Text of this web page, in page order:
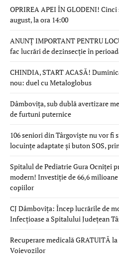
OPRIREA APEI ÎN GLODENI!
august, la ora 14:00
ANUNȚ IMPORTANT PENTRU
fac lucrări de dezinsecție în
CHINDIA, START ACASĂ!
nou: duel cu Metaloglobus
Dâmbovița, sub dublă avertizare
de furtuni puternice
106 seniori din Târgoviște nu vor
locuințe adaptate și buton SOS,
Spitalul de Pediatrie Gura Ocniței
modern! Investiție de 66,6
copiilor
CJ Dâmbovița: Încep lucrările de
Infecțioase a Spitalului Județean
Recuperare medicală GRATUITĂ
Voievozilor